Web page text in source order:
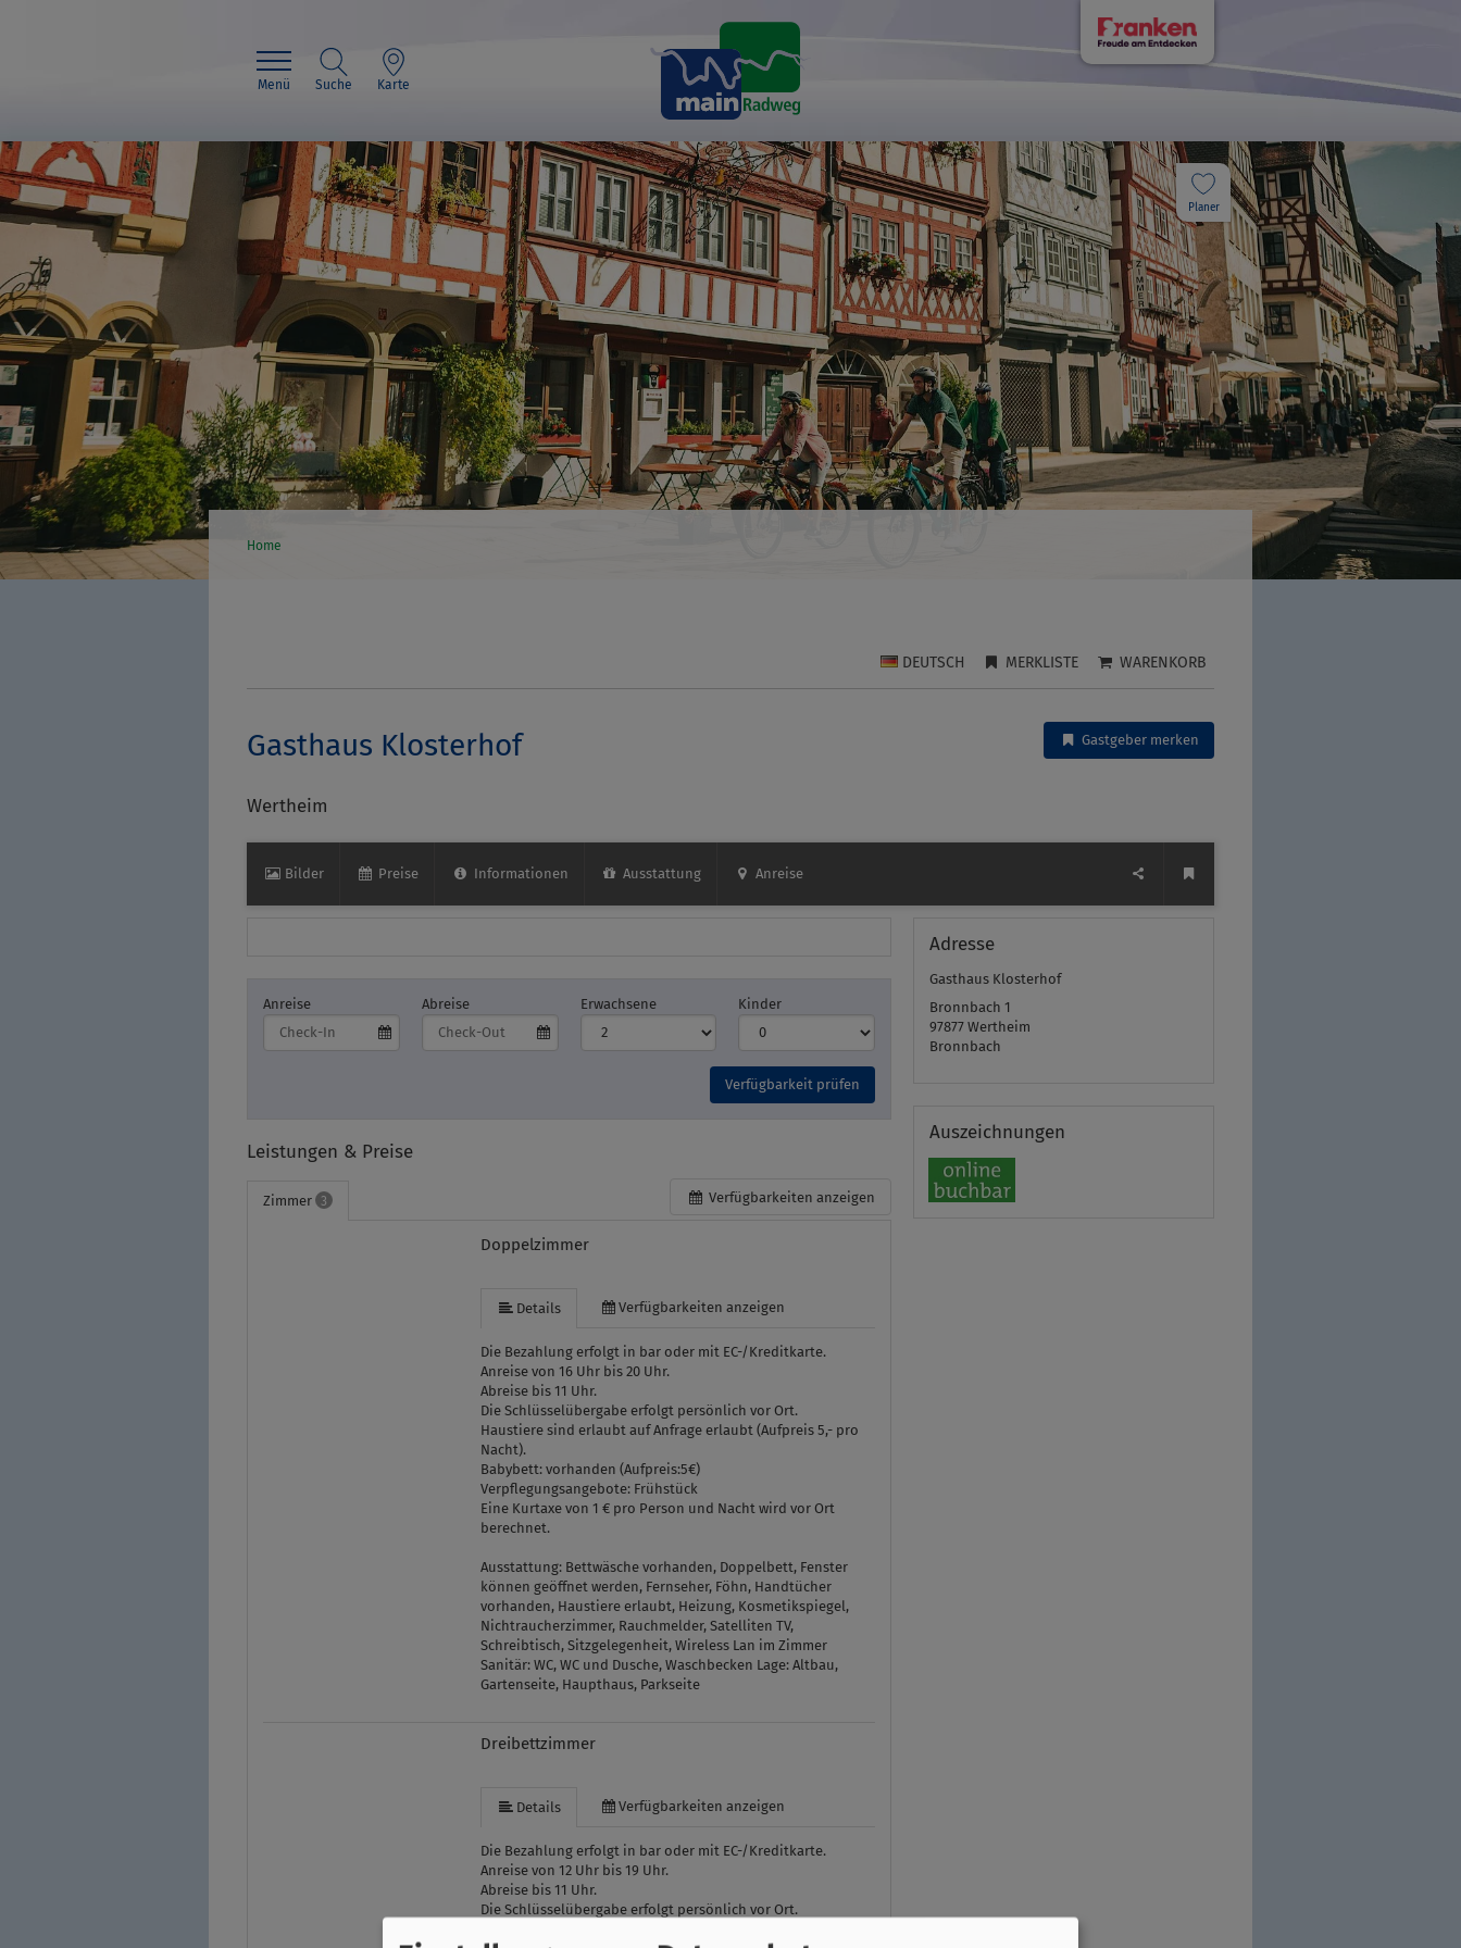
Menü Suche Karte
Planer
Home
DEUTSCH MERKLISTE WARENKORB
Gasthaus Klosterhof Gastgeber merken
Wertheim
Bilder Preise Informationen Ausstattung Anreise
Anreise Abreise Erwachsene Kinder
Verfügbarkeit prüfen
Verfügbarkeiten anzeigen
Leistungen & Preise
Zimmer 3
Doppelzimmer
Details Verfügbarkeiten anzeigen
Die Bezahlung erfolgt in bar oder mit EC-/Kreditkarte.
Anreise von 16 Uhr bis 20 Uhr.
Abreise bis 11 Uhr.
Die Schlüsselübergabe erfolgt persönlich vor Ort.
Haustiere sind erlaubt auf Anfrage erlaubt (Aufpreis 5,- pro
Nacht).
Babybett: vorhanden (Aufpreis:5€)
Verpflegungsangebote: Frühstück
Eine Kurtaxe von 1 € pro Person und Nacht wird vor Ort
berechnet.
Ausstattung: Bettwäsche vorhanden, Doppelbett, Fenster
können geöffnet werden, Fernseher, Föhn, Handtücher
vorhanden, Haustiere erlaubt, Heizung, Kosmetikspiegel,
Nichtraucherzimmer, Rauchmelder, Satelliten TV,
Schreibtisch, Sitzgelegenheit, Wireless Lan im Zimmer
Sanitär: WC, WC und Dusche, Waschbecken Lage: Altbau,
Gartenseite, Haupthaus, Parkseite
Dreibettzimmer
Details Verfügbarkeiten anzeigen
Die Bezahlung erfolgt in bar oder mit EC-/Kreditkarte.
Anreise von 12 Uhr bis 19 Uhr.
Abreise bis 11 Uhr.
Die Schlüsselübergabe erfolgt persönlich vor Ort.
Adresse
Gasthaus Klosterhof
Bronnbach 1
97877 Wertheim
Bronnbach
Auszeichnungen